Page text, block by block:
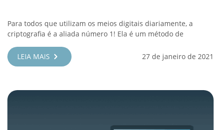
Para todos que utilizam os meios digitais diariamente, a
criptografia é a aliada número 1! Ela é um método de
LEIA MAIS 27 de janeiro de 2021